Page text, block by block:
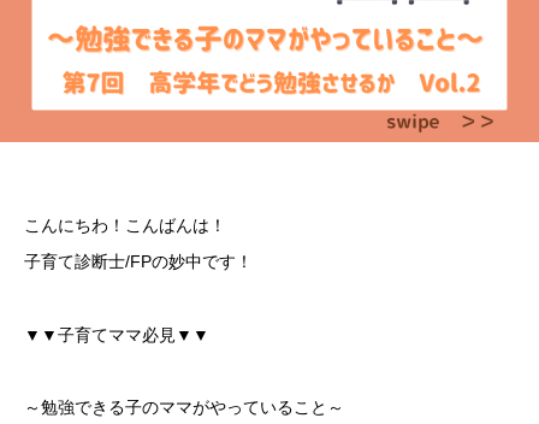
こんにちわ！こんばんは！
子育て診断士/FPの妙中です！
▼▼子育てママ必見▼▼
～勉強できる子のママがやっていること～